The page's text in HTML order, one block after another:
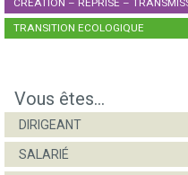
CRÉATION – REPRISE –
TRANSITION ECOLOGIQUE
Vous êtes...
DIRIGEANT
SALARIÉ